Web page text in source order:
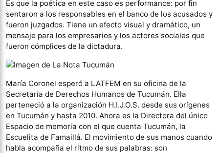
Es que la poética en este caso es performance: por fin
sentaron a los responsables en el banco de los acusados y
fueron juzgados. Tiene un efecto visual y dramático, un
mensaje para los empresarios y los actores sociales que
fueron cómplices de la dictadura.
María Coronel esperó a LATFEM en su oficina de la
Secretaría de Derechos Humanos de Tucumán. Ella
perteneció a la organización H.I.J.O.S. desde sus orígenes
en Tucumán y hasta 2010. Ahora es la Directora del único
Espacio de memoria con el que cuenta Tucumán, la
Escuelita de Famaillá. El movimiento de sus manos cuando
habla acompaña el ritmo de sus palabras: son